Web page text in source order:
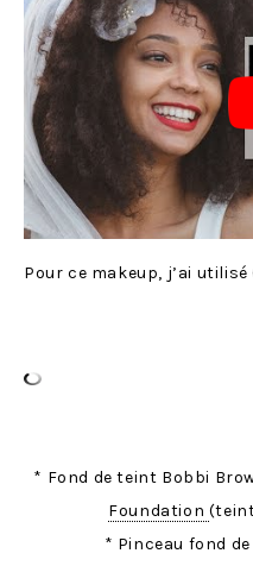
Pour ce makeup, j’ai
* Fond de teint Bobbi
Foundation
* Pinceau fond